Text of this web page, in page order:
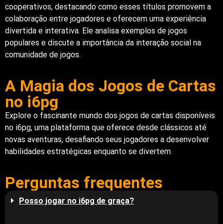
cooperativos, destacando como esses títulos promovem a
colaboração entre jogadores e oferecem uma experiência
divertida e interativa. Ele analisa exemplos de jogos
populares e discute a importância da interação social na
comunidade de jogos.
A Magia dos Jogos de Cartas
no i6pg
Explore o fascinante mundo dos jogos de cartas disponíveis
no i6pg, uma plataforma que oferece desde clássicos até
novas aventuras, desafiando seus jogadores a desenvolver
habilidades estratégicas enquanto se divertem.
Perguntas frequentes
Posso jogar no i6pg de graça?